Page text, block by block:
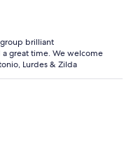
brilliant
great time. We welcome
Lurdes & Zilda